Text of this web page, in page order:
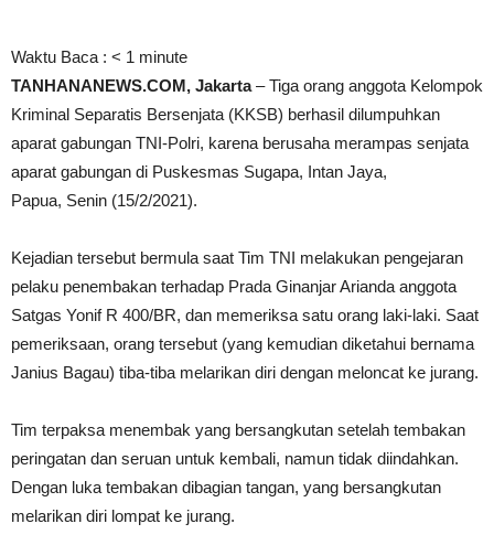
Waktu Baca : < 1 minute
TANHANANEWS.COM, Jakarta– Tiga orang anggota Kelompok
Kriminal Separatis Bersenjata (KKSB) berhasil dilumpuhkan
aparat gabungan TNI-Polri, karena berusaha merampas senjata
aparat gabungan di Puskesmas Sugapa, Intan Jaya,
Papua, Senin (15/2/2021).
Kejadian tersebut bermula saat Tim TNI melakukan pengejaran
pelaku penembakan terhadap Prada Ginanjar Arianda anggota
Satgas Yonif R 400/BR, dan memeriksa satu orang laki-laki. Saat
pemeriksaan, orang tersebut (yang kemudian diketahui bernama
Janius Bagau) tiba-tiba melarikan diri dengan meloncat ke jurang.
Tim terpaksa menembak yang bersangkutan setelah tembakan
peringatan dan seruan untuk kembali, namun tidak diindahkan.
Dengan luka tembakan dibagian tangan, yang bersangkutan
melarikan diri lompat ke jurang.